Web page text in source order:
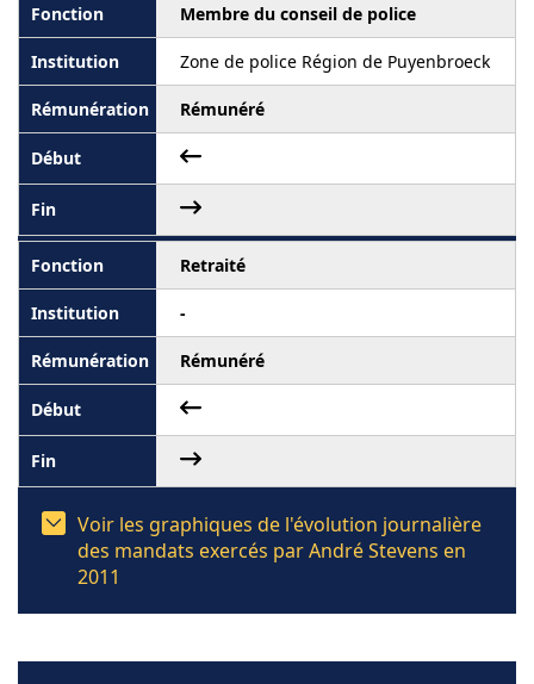
Membre du conseil de police
Zone de police Région de Puyenbroeck
Rémunéré
Retraité
-
Rémunéré
Voir les graphiques de l'évolution journalière
des mandats exercés par André Stevens en
2011